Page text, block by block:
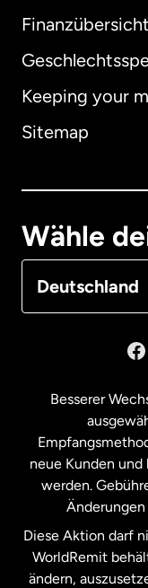
Keeping your
Sitemap
Wähle
Deutschland
Malaysia
Besserer
neue Kunden
werden.
Diese Aktion darf
WorldRemit
ändern,